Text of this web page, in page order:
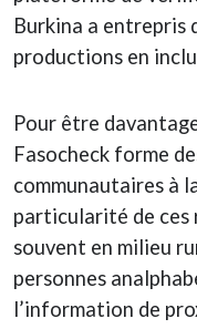
Burkina a entrepris
productions en
Pour être
Fasocheck forme
communautaires à
particularité de ces
souvent en milieu
personnes
l’information de